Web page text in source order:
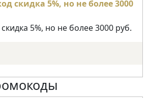
5%, но не более 3000 руб.